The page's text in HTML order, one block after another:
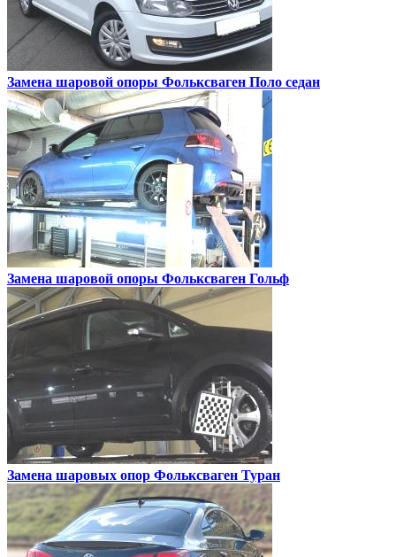
Замена шаровой опоры Фольксваген Поло седан
Замена шаровой опоры Фольксваген Гольф
Замена шаровых опор Фольксваген Туран